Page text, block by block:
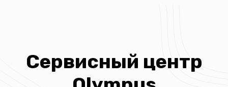
Сервисный центр